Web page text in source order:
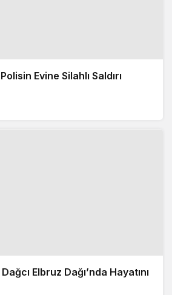
Evine Silahlı Saldırı
Elbruz Dağı’nda Hayatını